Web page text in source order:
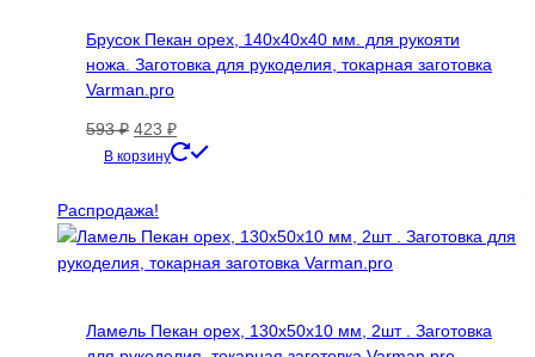
Брусок Пекан орех, 140х40х40 мм. для рукояти
ножа. Заготовка для рукоделия, токарная заготовка
Varman.pro
593₽ Первоначальная
цена
593 ₽.
423 ₽Текущая
цена:
В корзину
Распродажа!
Ламель Пекан орех, 130х50х10 мм, 2шт . Заготовка